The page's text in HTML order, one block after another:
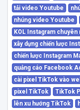
tải video Youtube
nhúng video Youtube
KOL Instagram chuyên
xây dựng chiến lược
chiến lược Instagram
quảng cáo Facebook
cài pixel TikTok vào
pixel TikTok
TikTok
lên xu hướng TikTok